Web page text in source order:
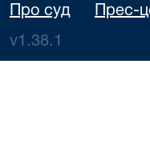
Про суд Прес-
v1.38.1